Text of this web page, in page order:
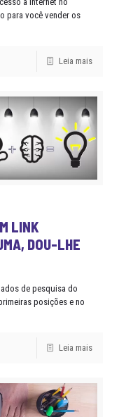
para você vender os
Leia mais
LINK
DOU-LHE
de pesquisa do
posições e no
Leia mais